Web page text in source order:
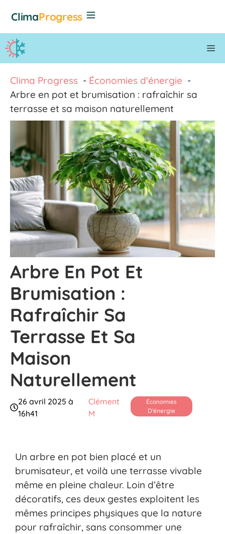
contenu
ClimaProgress
Clima Progress
Économies d'énergie
Arbre en pot et brumisation : rafraîchir sa
terrasse et sa maison naturellement
Arbre En Pot Et
Brumisation :
Rafraîchir Sa
Terrasse Et Sa
Maison
Naturellement
26 avril 2025 à
16h41
Clément
M
Économies
D'énergie
Un arbre en pot bien placé et un
brumisateur, et voilà une terrasse vivable
même en pleine chaleur. Loin d’être
décoratifs, ces deux gestes exploitent les
mêmes principes physiques que la nature
pour rafraîchir, sans consommer une